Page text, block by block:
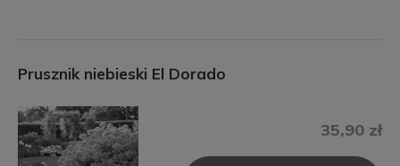
Prusznik niebieski El Dorado
35,90 zł